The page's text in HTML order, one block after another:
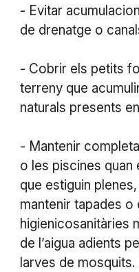
- Evitar
de drenatge o
- Cobrir els petits
terreny que
naturals presents
- Mantenir
o les piscines quan
que estiguin
mantenir tapades
higienicosanitàries
de l’aigua adients
larves de